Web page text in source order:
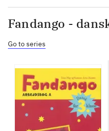
Fandango -
Go to series